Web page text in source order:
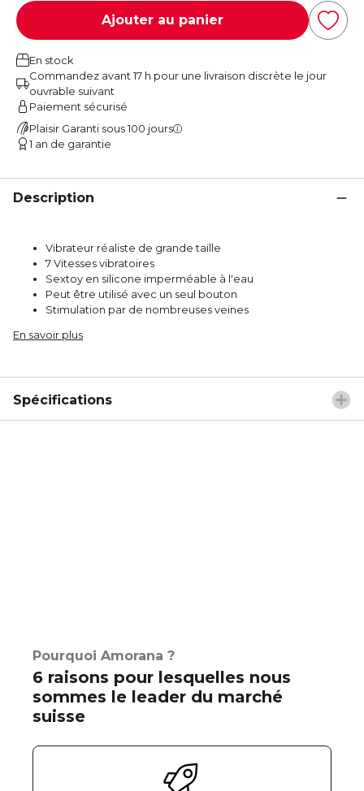
Ajouter au panier
En stock
Commandez avant 17 h pour une livraison discrète le jour
ouvrable suivant
Paiement sécurisé
Plaisir Garanti sous 100 jours
1 an de garantie
Description
Vibrateur réaliste de grande taille
7 Vitesses vibratoires
Sextoy en silicone imperméable à l'eau
Peut être utilisé avec un seul bouton
Stimulation par de nombreuses veines
En savoir plus
Spécifications
Pourquoi Amorana ?
6 raisons pour lesquelles nous
sommes le leader du marché
suisse